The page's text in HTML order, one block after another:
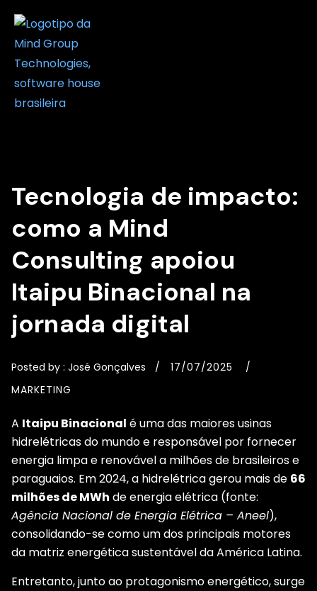
Tecnologia de impacto:
como a Mind
Consulting apoiou
Itaipu Binacional na
jornada digital
Posted by : José Gonçalves
17/07/2025
MARKETING
A Itaipu Binacional é uma das maiores usinas
hidrelétricas do mundo e responsável por fornecer
energia limpa e renovável a milhões de brasileiros e
paraguaios. Em 2024, a hidrelétrica gerou mais de 66
milhões de MWh de energia elétrica (fonte:
Agência Nacional de Energia Elétrica – Aneel),
consolidando-se como um dos principais motores
da matriz energética sustentável da América Latina.
Entretanto, junto ao protagonismo energético, surge